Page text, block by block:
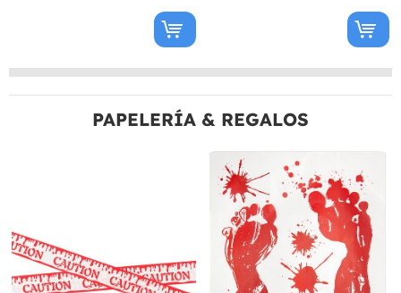
PAPELERÍA & REGALOS